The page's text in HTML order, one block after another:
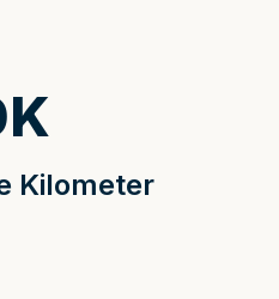
Kilometer
K